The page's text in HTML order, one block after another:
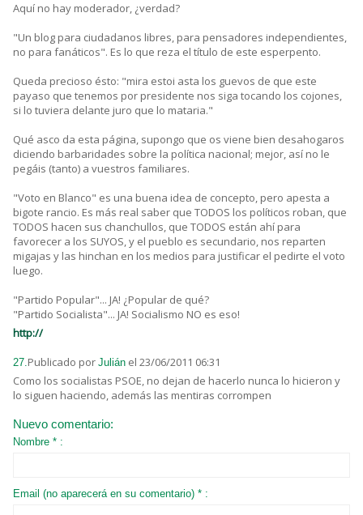
Aquí no hay moderador, ¿verdad?
"Un blog para ciudadanos libres, para pensadores independientes,
no para fanáticos". Es lo que reza el título de este esperpento.
Queda precioso ésto: "mira estoi asta los guevos de que este
payaso que tenemos por presidente nos siga tocando los cojones,
si lo tuviera delante juro que lo mataria."
Qué asco da esta página, supongo que os viene bien desahogaros
diciendo barbaridades sobre la política nacional; mejor, así no le
pegáis (tanto) a vuestros familiares.
"Voto en Blanco" es una buena idea de concepto, pero apesta a
bigote rancio. Es más real saber que TODOS los políticos roban, que
TODOS hacen sus chanchullos, que TODOS están ahí para
favorecer a los SUYOS, y el pueblo es secundario, nos reparten
migajas y las hinchan en los medios para justificar el pedirte el voto
luego.
"Partido Popular"... JA! ¿Popular de qué?
"Partido Socialista"... JA! Socialismo NO es eso!
http://
27.Publicado por Julián el 23/06/2011 06:31
Como los socialistas PSOE, no dejan de hacerlo nunca lo hicieron y
lo siguen haciendo, además las mentiras corrompen
Nuevo comentario:
Nombre * :
Email (no aparecerá en su comentario) * :